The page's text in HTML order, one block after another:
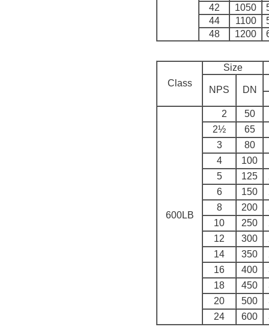
42
1050
44
1100
48
1200
Class
Size
NPS DN
600LB
2 50
2½
65
3
80
4
100
5
125
6
150
8
200
10
250
12
300
14
350
16
400
18
450
20
500
24
600